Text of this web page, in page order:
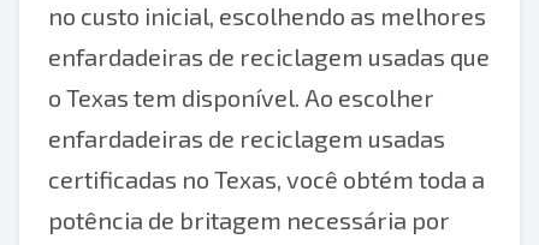
no custo inicial, escolhendo as melhores
enfardadeiras de reciclagem usadas que
o Texas tem disponível. Ao escolher
enfardadeiras de reciclagem usadas
certificadas no Texas, você obtém toda a
potência de britagem necessária por